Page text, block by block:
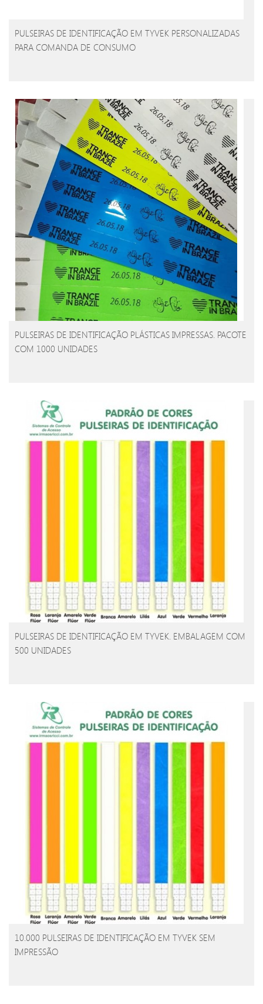
PULSEIRAS DE IDENTIFICAÇÃO EM TYVEK PERSONALIZADAS
PARA COMANDA DE CONSUMO
PULSEIRAS DE IDENTIFICAÇÃO PLÁSTICAS IMPRESSAS. PACOTE
COM 1000 UNIDADES
PULSEIRAS DE IDENTIFICAÇÃO EM TYVEK. EMBALAGEM COM
500 UNIDADES
10.000 PULSEIRAS DE IDENTIFICAÇÃO EM TYVEK SEM
IMPRESSÃO